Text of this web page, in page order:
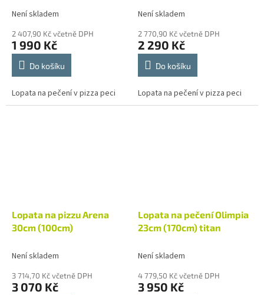
Není skladem
2 407,90 Kč včetně DPH
1 990 Kč
Do košíku
Lopata na pečení v pizza peci
Není skladem
2 770,90 Kč včetně DPH
2 290 Kč
Do košíku
Lopata na pečení v pizza peci
Lopata na pizzu Arena
30cm (100cm)
Není skladem
3 714,70 Kč včetně DPH
3 070 Kč
Lopata na pečení Olimpia
23cm (170cm) titan
Není skladem
4 779,50 Kč včetně DPH
3 950 Kč